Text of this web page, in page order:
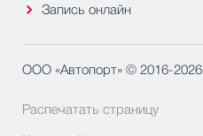
Запись онлайн
ООО «Автопорт» © 2016-2026
Распечатать страницу